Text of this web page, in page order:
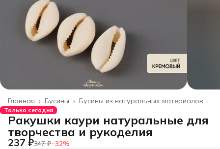
Бусины из натуральных материалов
Бусины ›
Главная ›
Только сегодня
Ракушки каури натуральные для
творчества и рукоделия
237 ₽347 ₽−32%